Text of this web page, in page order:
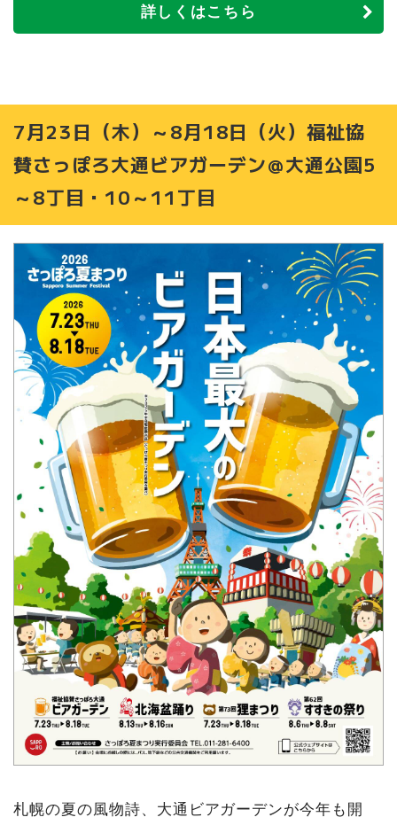
詳しくはこちら
7月23日（木）～8月18日（火）福祉協
賛さっぽろ大通ビアガーデン＠大通公園5
～8丁目・10～11丁目
札幌の夏の風物詩、大通ビアガーデンが今年も開